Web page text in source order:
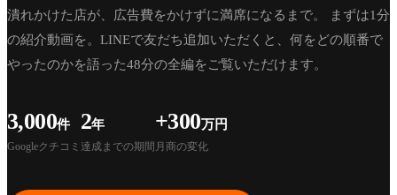
潰れかけた店が、広告費をかけずに満席になるまで。 まずは1分
の紹介動画を。LINEで友だち追加いただくと、何をどの順番で
やったのかを語った48分の全編をご覧いただけます。
3,000件
Googleクチコミ
2年
達成までの期間
+300万円
月商の変化